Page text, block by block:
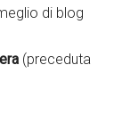
di blog
(preceduta